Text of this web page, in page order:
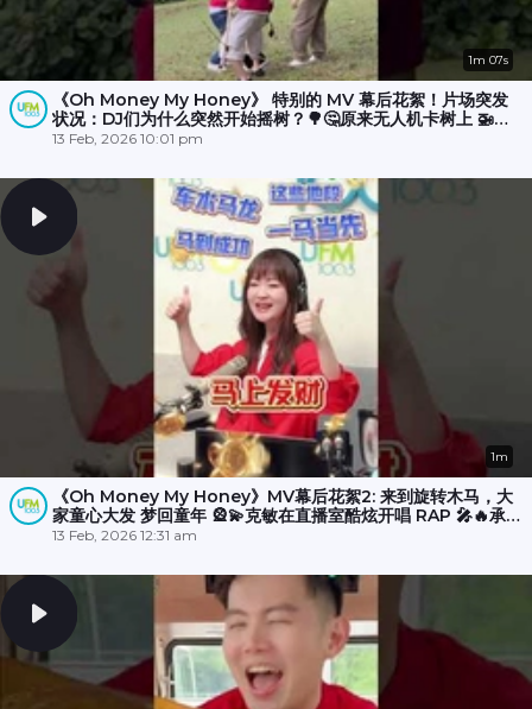
1m 07s
《Oh Money My Honey》 特别的 MV 幕后花絮！片场突发
状况：DJ们为什么突然开始摇树？🌳🤔原来无人机卡树上 🚁
💥，大家冒雨☔️努力了半小时才成功营救！🎉
13 Feb, 2026 10:01 pm
1m
《Oh Money My Honey》MV幕后花絮2: 来到旋转木马，大
家童心大发 梦回童年 🎡💫克敏在直播室酷炫开唱 RAP 🎤🔥承尧
和丽梅则拍摄空档在木马上斗舞？💃🕺
13 Feb, 2026 12:31 am